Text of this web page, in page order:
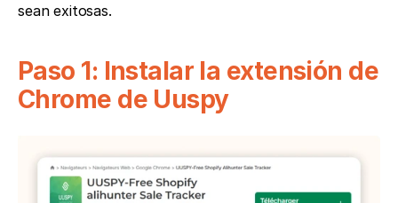
sean exitosas.
Paso 1: Instalar la extensión de
Chrome de Uuspy